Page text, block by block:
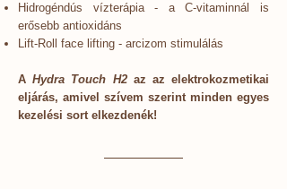
Hidrogéndús vízterápia - a C-vitaminnál is
erősebb antioxidáns
Lift-Roll face lifting - arcizom stimulálás
AHydra Touch H2 az az elektrokozmetikai
eljárás, amivel szívem szerint minden egyes
kezelési sort elkezdenék!